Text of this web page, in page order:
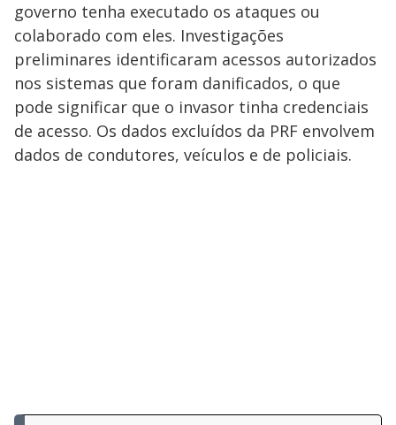
governo tenha executado os ataques ou
colaborado com eles. Investigações
preliminares identificaram acessos autorizados
nos sistemas que foram danificados, o que
pode significar que o invasor tinha credenciais
de acesso. Os dados excluídos da PRF envolvem
dados de condutores, veículos e de policiais.